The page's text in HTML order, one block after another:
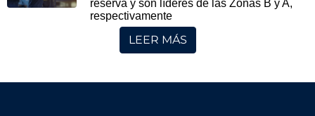
reserva y son líderes de las Zonas B y A,
respectivamente
LEER MÁS